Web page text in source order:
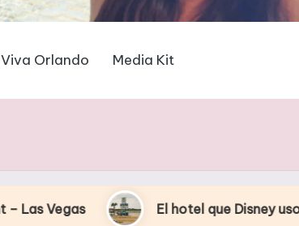
Viva Orlando Media Kit
El hotel que Disney uso como